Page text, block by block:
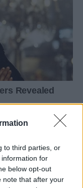
to third parties, or
for
below opt-out
note that after your